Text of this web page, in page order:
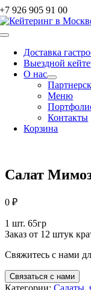
Skip
to
content
+7 926 905 91 00
Toggle
NavigationДоставка
Выездной
О нас
Меню
Контакты
Корзина
Салат
0 ₽
1 шт. 65гр
Заказ от 12 штук
Свяжитесь с нами
Связаться с нами
Категории: Салаты,